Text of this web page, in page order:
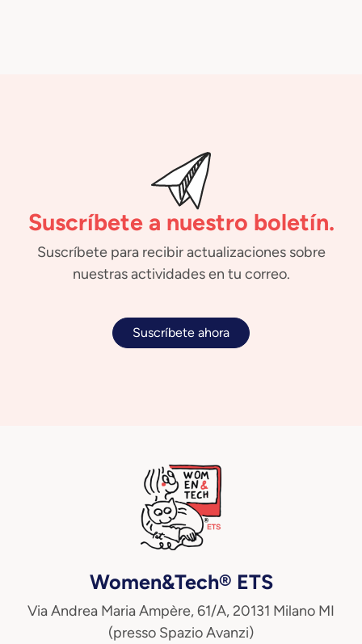
Suscríbete a nuestro boletín.
Suscríbete para recibir actualizaciones sobre
nuestras actividades en tu correo.
Suscríbete ahora
Women&Tech® ETS
Via Andrea Maria Ampère, 61/A, 20131 Milano MI
(presso Spazio Avanzi)